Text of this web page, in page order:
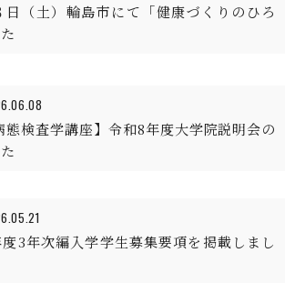
（土）輪島市にて「健康づくりのひろ
態検査学講座】令和8年度大学院説明会の
3年次編入学学生募集要項を掲載しまし